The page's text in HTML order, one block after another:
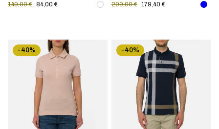
140,00 € 84,00 € 299,00 € 179,40 €
-40% -40%